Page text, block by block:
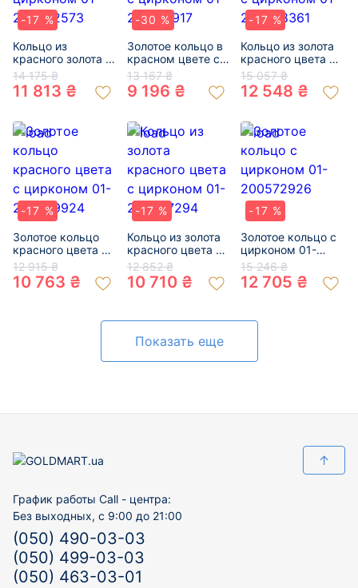
-17 %
Кольцо из
красного золота с
цирконом 01-
200362573
14 175 ₴
11 813 ₴
-30 %
Золотое кольцо в
красном цвете с
цирконом 01-
200107917
13 167 ₴
9 196 ₴
-17 %
Кольцо из золота
красного цвета с
цирконом 01-
200498361
15 057 ₴
12 548 ₴
-17 %
Золотое кольцо
красного цвета с
цирконом 01-
200589924
12 915 ₴
10 763 ₴
-17 %
Кольцо из золота
красного цвета с
цирконом 01-
200487294
12 852 ₴
10 710 ₴
-17 %
Золотое кольцо с
цирконом 01-
200572926
15 246 ₴
12 705 ₴
Показать еще
↑
График работы Call - центра:
Без выходных, с 9:00 до 21:00
(050) 490-03-03
(050) 499-03-03
(050) 463-03-01